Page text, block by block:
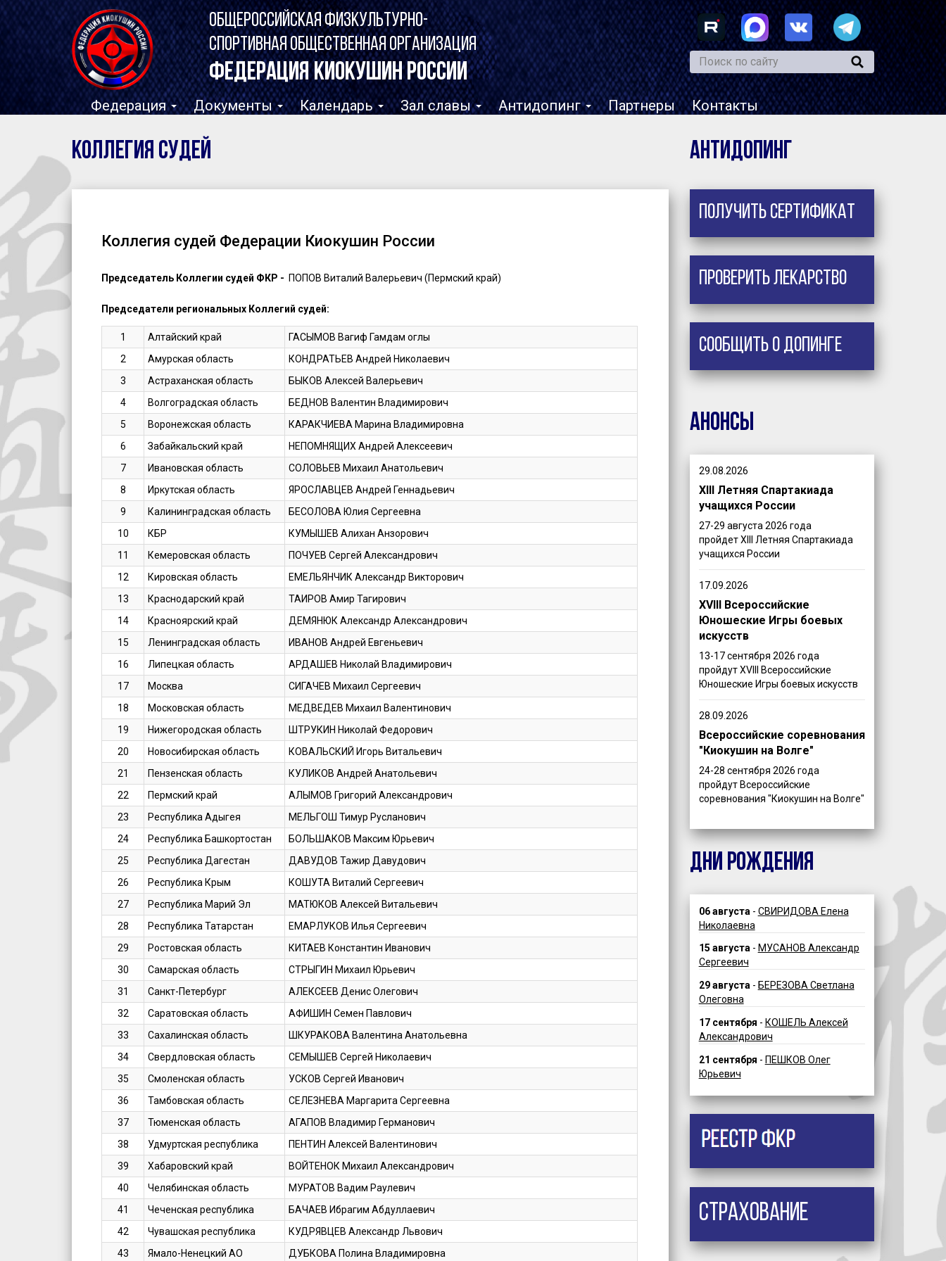
ОБЩЕРОССИЙСКАЯ ФИЗКУЛЬТУРНО-
СПОРТИВНАЯ ОБЩЕСТВЕННАЯ ОРГАНИЗАЦИЯ
ФЕДЕРАЦИЯ КИОКУШИН РОССИИ
Федерация Документы Календарь Зал славы Антидопинг Партнеры Контакты
Коллегия судей Антидопинг
Коллегия судей Федерации Киокушин России
Председатель Коллегии судей ФКР - ПОПОВ Виталий Валерьевич (Пермский край)
Председатели региональных Коллегий судей:
1 Алтайский край
ГАСЫМОВ Вагиф Гамдам оглы
2
Амурская область
КОНДРАТЬЕВ Андрей Николаевич
3
Астраханская область
БЫКОВ Алексей Валерьевич
4
Волгоградская область
БЕДНОВ Валентин Владимирович
5
Воронежская область
КАРАКЧИЕВА Марина Владимировна
6
Забайкальский край
НЕПОМНЯЩИХ Андрей Алексеевич
7
Ивановская область
СОЛОВЬЕВ Михаил Анатольевич
8
Иркутская область
ЯРОСЛАВЦЕВ Андрей Геннадьевич
9
Калининградская область
БЕСОЛОВА Юлия Сергеевна
10
КБР
КУМЫШЕВ Алихан Анзорович
11
Кемеровская область
ПОЧУЕВ Сергей Александрович
12
Кировская область
ЕМЕЛЬЯНЧИК Александр Викторович
13
Краснодарский край
ТАИРОВ Амир Тагирович
14
Красноярский край
ДЕМЯНЮК Александр Александрович
15
Ленинградская область
ИВАНОВ Андрей Евгеньевич
16
Липецкая область
АРДАШЕВ Николай Владимирович
17
Москва
СИГАЧЕВ Михаил Сергеевич
18
Московская область
МЕДВЕДЕВ Михаил Валентинович
19
Нижегородская область
ШТРУКИН Николай Федорович
20
Новосибирская область
КОВАЛЬСКИЙ Игорь Витальевич
21
Пензенская область
КУЛИКОВ Андрей Анатольевич
22
Пермский край
АЛЫМОВ Григорий Александрович
23
Республика Адыгея
МЕЛЬГОШ Тимур Русланович
24
Республика Башкортостан
БОЛЬШАКОВ Максим Юрьевич
25
Республика Дагестан
ДАВУДОВ Тажир Давудович
26
Республика Крым
КОШУТА Виталий Сергеевич
27
Республика Марий Эл
МАТЮКОВ Алексей Витальевич
28
Республика Татарстан
ЕМАРЛУКОВ Илья Сергеевич
29
Ростовская область
КИТАЕВ Константин Иванович
30
Самарская область
СТРЫГИН Михаил Юрьевич
31
Санкт-Петербург
АЛЕКСЕЕВ Денис Олегович
32
Саратовская область
АФИШИН Семен Павлович
33
Сахалинская область
ШКУРАКОВА Валентина Анатольевна
34
Свердловская область
СЕМЫШЕВ Сергей Николаевич
35
Смоленская область
УСКОВ Сергей Иванович
36
Тамбовская область
СЕЛЕЗНЕВА Маргарита Сергеевна
37
Тюменская область
АГАПОВ Владимир Германович
38
Удмуртская республика
ПЕНТИН Алексей Валентинович
39
Хабаровский край
ВОЙТЕНОК Михаил Александрович
40
Челябинская область
МУРАТОВ Вадим Раулевич
41
Чеченская республика
БАЧАЕВ Ибрагим Абдуллаевич
42
Чувашская республика
КУДРЯВЦЕВ Александр Львович
43
Ямало-Ненецкий АО ДУБКОВА Полина Владимировна
Получить сертификат
Проверить лекарство
Сообщить о допинге
Анонсы
29.08.2026
XIII Летняя Спартакиада
учащихся России
27-29 августа 2026 года
пройдет XIII Летняя Спартакиада
учащихся России
17.09.2026
XVIII Всероссийские
Юношеские Игры боевых
искусств
13-17 сентября 2026 года
пройдут XVIII Всероссийские
Юношеские Игры боевых искусств
28.09.2026
Всероссийские соревнования
"Киокушин на Волге"
24-28 сентября 2026 года
пройдут Всероссийские
соревнования "Киокушин на Волге"
ДНИ РОЖДЕНИЯ
06 августа - СВИРИДОВА Елена
Николаевна
15 августа- МУСАНОВ Александр
Сергеевич
29 августа - БЕРЕЗОВА Светлана
Олеговна
17 сентября - КОШЕЛЬ Алексей
Александрович
21 сентября - ПЕШКОВ Олег
Юрьевич
Страхование